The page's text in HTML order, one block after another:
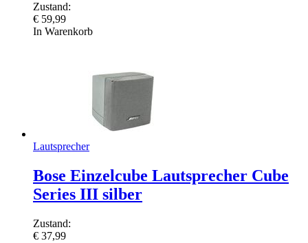
Zustand:
€ 59,99
In Warenkorb
Lautsprecher
Bose Einzelcube Lautsprecher Cube
Series III silber
Zustand:
€ 37,99